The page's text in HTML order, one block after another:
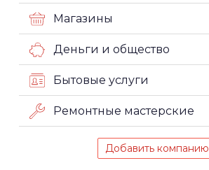
Магазины
Деньги и общество
Бытовые услуги
Ремонтные мастерские
Добавить компанию